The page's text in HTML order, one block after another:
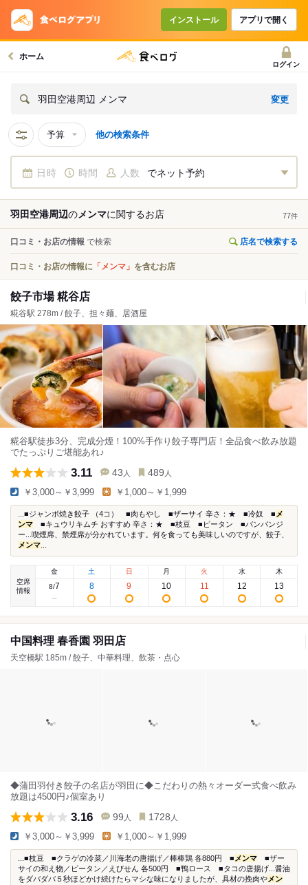
インストール アプリで開く
ホーム
ログイン
羽田空港周辺 メンマ 変更
予算 他の検索条件
日時 時間 人数 でネット予約
羽田空港周辺のメンマに関するお店 77件
口コミ・お店の情報 で検索 店名で検索する
口コミ・お店の情報に 「メンマ」 を含むお店
餃子市場 糀谷店
糀谷駅 278m / 餃子、担々麺、居酒屋
糀谷駅徒歩3分、完成分煙！100%手作り餃子専門店！全品食べ飲み放題
でたっぷりご堪能あれ♪
3.11 43 人 489 人
￥3,000～￥3,999 ￥1,000～￥1,999
...■ジャンボ焼き餃子 （4コ） ■肉もやし ■ザーサイ 辛さ：★ ■冷奴 ■ メ
ンマ ■キュウリキムチ おすすめ 辛さ：★ ■枝豆 ■ピータン ■バンバンジ
ー...喫煙席、禁煙席が分かれています。何を食っても美味しいのですが、餃子、
メンマ
空席
情報
金
8/7
土
8
日
9
月
10
火
11
水
12
木
13
中国料理 春香園 羽田店
天空橋駅 185m / 餃子、中華料理、飲茶・点心
◆蒲田羽付き餃子の名店が羽田に◆こだわりの熱々オーダー式食べ飲み
放題は4500円♪個室あり
3.16 99 人 1728 人
￥3,000～￥3,999 ￥1,000～￥1,999
...■枝豆 ■クラゲの冷菜／川海老の唐揚げ／棒棒鶏 各880円 ■ メンマ ■ザー
サイの和え物／ピータン／えびせん 各500円 ■鴨ロース ■タコの唐揚げ...醤油
をダバダバ５秒ほどかけ続けたらマシな味になりましたが、具材の挽肉やメン